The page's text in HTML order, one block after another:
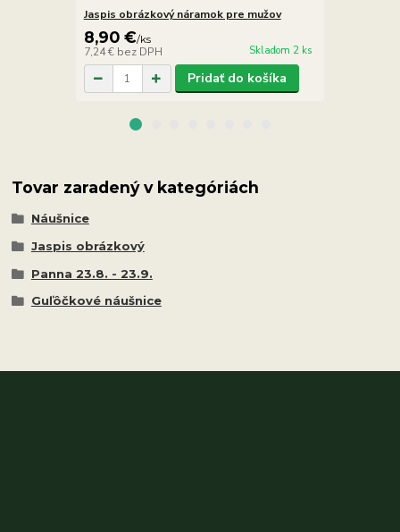
Jaspis obrázkový náramok pre mužov
8,90 €/ks
7,24 € bez DPH Skladom 2 ks
Pridať do košíka
Tovar zaradený v kategóriách
Náušnice
Jaspis obrázkový
Panna 23.8. - 23.9.
Guľôčkové náušnice